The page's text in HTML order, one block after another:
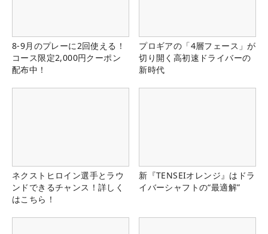
8-9月のプレーに2回使える！
コース限定2,000円クーポン
配布中！
プロギアの「4層フェース」が
切り開く高初速ドライバーの
新時代
ネクストヒロイン選手とラウ
ンドできるチャンス！詳しく
はこちら！
新『TENSEIオレンジ』はドラ
イバーシャフトの“最適解”